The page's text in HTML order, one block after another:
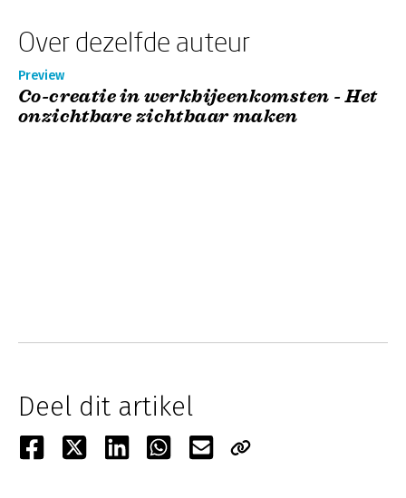
Over dezelfde auteur
Preview
Co-creatie in werkbijeenkomsten - Het
onzichtbare zichtbaar maken
Deel dit artikel